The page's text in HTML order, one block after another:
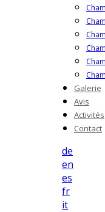
Galerie
Avis
Activités
Contact
de
en
es
fr
it